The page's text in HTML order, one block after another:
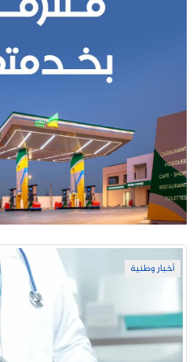
أخبار وطنية